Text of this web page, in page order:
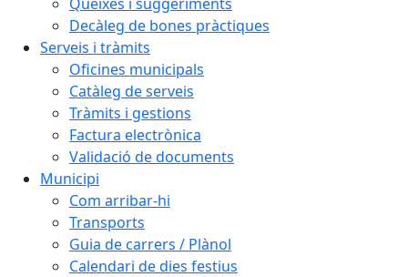
Decàleg de bones pràctiques
Serveis i tràmits
Oficines municipals
Catàleg de serveis
Tràmits i gestions
Factura electrònica
Validació de documents
Municipi
Com arribar-hi
Transports
Guia de carrers / Plànol
Calendari de dies festius